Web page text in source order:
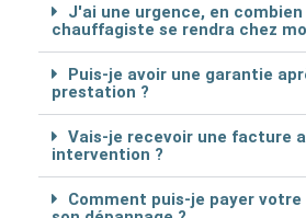
J'ai une urgence, en
chauffagiste se rendra chez
Puis-je avoir une garantie
prestation ?
Vais-je recevoir une facture
intervention ?
Comment puis-je payer